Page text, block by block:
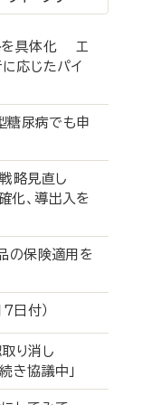
を具体化 エ
応じたパイ
糖尿病でも申
戦略見直し
化、導出入を
の保険適用を
月7日付）
取り消し
き協議中」